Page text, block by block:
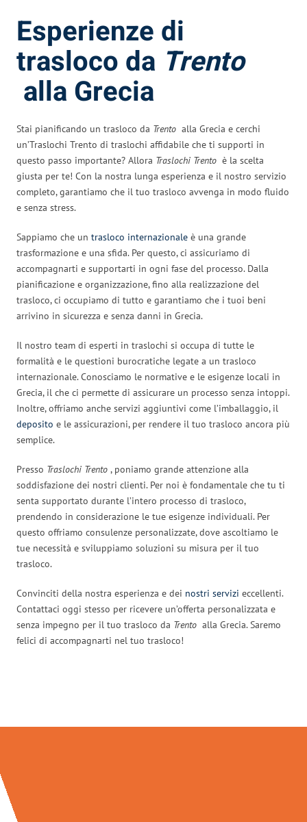
Esperienze di
trasloco da Trento
alla Grecia
Stai pianificando un trasloco da Trento alla Grecia e cerchi
un’Traslochi Trento di traslochi affidabile che ti supporti in
questo passo importante? Allora Traslochi Trento è la scelta
giusta per te! Con la nostra lunga esperienza e il nostro servizio
completo, garantiamo che il tuo trasloco avvenga in modo fluido
e senza stress.
Sappiamo che un trasloco internazionale è una grande
trasformazione e una sfida. Per questo, ci assicuriamo di
accompagnarti e supportarti in ogni fase del processo. Dalla
pianificazione e organizzazione, fino alla realizzazione del
trasloco, ci occupiamo di tutto e garantiamo che i tuoi beni
arrivino in sicurezza e senza danni in Grecia.
Il nostro team di esperti in traslochi si occupa di tutte le
formalità e le questioni burocratiche legate a un trasloco
internazionale. Conosciamo le normative e le esigenze locali in
Grecia, il che ci permette di assicurare un processo senza intoppi.
Inoltre, offriamo anche servizi aggiuntivi come l’imballaggio, il
deposito e le assicurazioni, per rendere il tuo trasloco ancora più
semplice.
Presso Traslochi Trento , poniamo grande attenzione alla
soddisfazione dei nostri clienti. Per noi è fondamentale che tu ti
senta supportato durante l’intero processo di trasloco,
prendendo in considerazione le tue esigenze individuali. Per
questo offriamo consulenze personalizzate, dove ascoltiamo le
tue necessità e sviluppiamo soluzioni su misura per il tuo
trasloco.
Convinciti della nostra esperienza e dei nostri servizi eccellenti.
Contattaci oggi stesso per ricevere un’offerta personalizzata e
senza impegno per il tuo trasloco da Trento alla Grecia. Saremo
felici di accompagnarti nel tuo trasloco!